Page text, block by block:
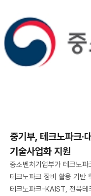
중기부, 테크노파크·
기술사업화 지원
중소벤처기업부가 테크노
테크노파크 장비 활용 기반
테크노파크-KAIST, 전북